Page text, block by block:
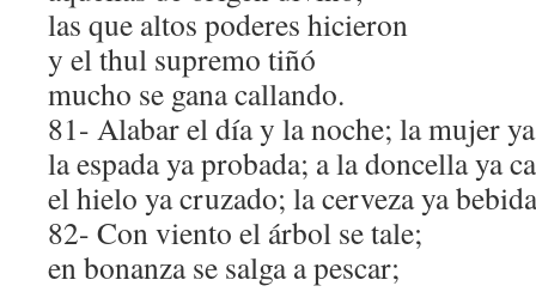
las que altos poderes hicieron
y el thul supremo tiñó
mucho se gana callando.
81- Alabar el día y la noche; la mujer
la espada ya probada; a la doncella ya
el hielo ya cruzado; la cerveza ya
82- Con viento el árbol se tale;
en bonanza se salga a pescar;